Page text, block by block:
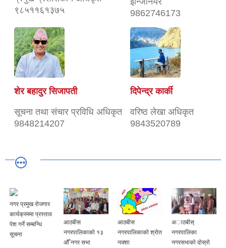
९८५११६१३७५
9862746173
शेर बहादुर सिजापती
सूचना तथा संचार प्रविधि अधिकृत
9848214207
दिपेन्द्र कार्की
वरिष्ठ लेखा अधिकृत
9843520789
नगर प्रमुख रोजगार
कार्यक्रममा प्रस्ताव
पेश गर्ने सम्बन्धि
सूचना
आठबीस
नगरपालिकाको १३
औँ नगर सभा
आठबीस
नगरपालिकाको श्रोत
नक्शा
अाठबीस्
नगरपालिका
नगरसभाकाे दाेस्राे